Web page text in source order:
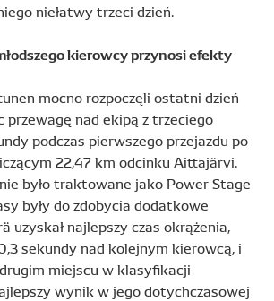
niełatwy trzeci dzień.
kierowcy przynosi efekty
mocno rozpoczęli ostatni dzień
przewagę nad ekipą z trzeciego
podczas pierwszego przejazdu po
22,47 km odcinku Aittajärvi.
było traktowane jako Power Stage
były do zdobycia dodatkowe
uzyskał najlepszy czas okrążenia,
sekundy nad kolejnym kierowcą, i
miejscu w klasyfikacji
wynik w jego dotychczasowej